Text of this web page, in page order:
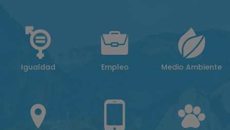
Igualdad Empleo Medio Ambiente